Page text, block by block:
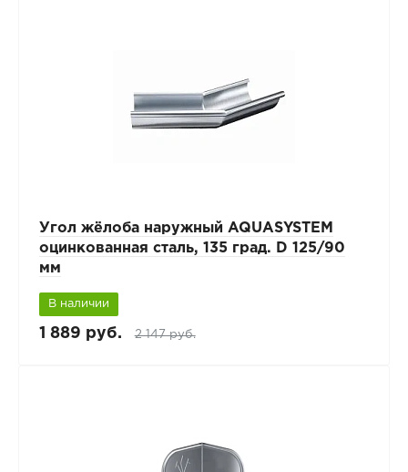
Угол жёлоба наружный AQUASYSTEM
оцинкованная сталь, 135 град. D 125/90
мм
В наличии
1 889 руб. 2 147 руб.